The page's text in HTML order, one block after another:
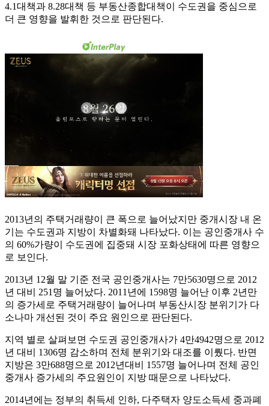
4.1대책과 8.28대책 등 부동산종합대책이 수도권을 중심으로
더 큰 영향을 발휘한 것으로 판단된다.
2013년의 주택거래량이 큰 폭으로 늘어났지만 중개시장 내 온
기는 수도권과 지방이 차별화돼 나타났다. 이는 공인중개사 수
의 60%가량이 수도권에 집중돼 시장 포화상태에 따른 영향으
로 보인다.
2013년 12월 말 기준 전국 공인중개사는 7만5630명으로 2012
년 대비 251명 늘어났다. 2011년에 1598명 늘어난 이후 2년만
의 증가세로 주택거래량이 늘어나며 부동산시장 분위기가 다
소나마 개선된 것이 주요 원인으로 판단된다.
지역 별로 살펴보면 수도권 공인중개사가 4만4942명으로 2012
년 대비 1306명 감소하며 전체 분위기와 대조를 이뤘다. 반면
지방은 3만688명으로 2012년대비 1557명 늘어나며 전체 공인
중개사 증가세의 주요원인이 지방 때문으로 나타났다.
2014년에는 정부의 취득세 인하, 다주택자 양도소득세 중과폐